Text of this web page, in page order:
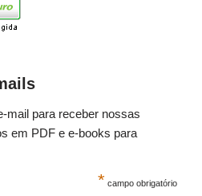
mail para receber nossas
em PDF e e-books para
* campo obrigatório